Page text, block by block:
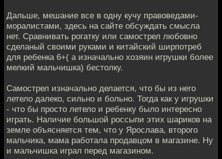
Дальше, мешание все в одну кучу правоведами-
моралистами, здесь на сайте обсуждать смысла
нет. Сравнивать рогатку или самострел любовно
сделаный своими руками и китайский ширпотреб
для ребенка 6+( а изначально хозяин игрушки более
мелкий мальчишка) бестолку.
Самострел изначально делается, что бы из него
летело далеко, сильно и больно. Тогда как у игрушки
- что бы просто летело и ребенку было интересно
играть. Наличие большой россыпи этих шариков на
земле объясняется тем, что у Ярослава, второго
мальчика, мама работала продавцом в магазине. Ну
и мальчишка играл перед магазином.